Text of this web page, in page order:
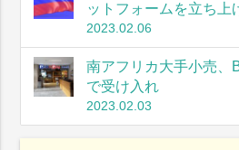
ットフォームを立ち上
2023.02.06
南アフリカ大手小売、
で受け入れ
2023.02.03